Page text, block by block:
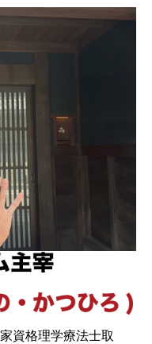
資格理学療法士取